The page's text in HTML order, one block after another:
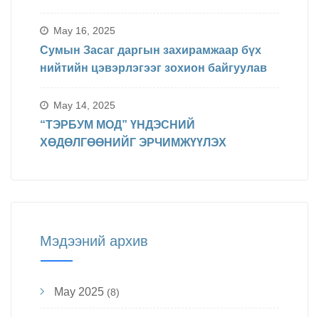
явагдахаар болсон.
May 16, 2025
Сумын Засаг даргын захирамжаар бүх
нийтийн цэвэрлэгээг зохион байгуулав
May 14, 2025
“ТЭРБУМ МОД” ҮНДЭСНИЙ
ХӨДӨЛГӨӨНИЙГ ЭРЧИМЖҮҮЛЭХ
Мэдээний архив
May 2025 (8)